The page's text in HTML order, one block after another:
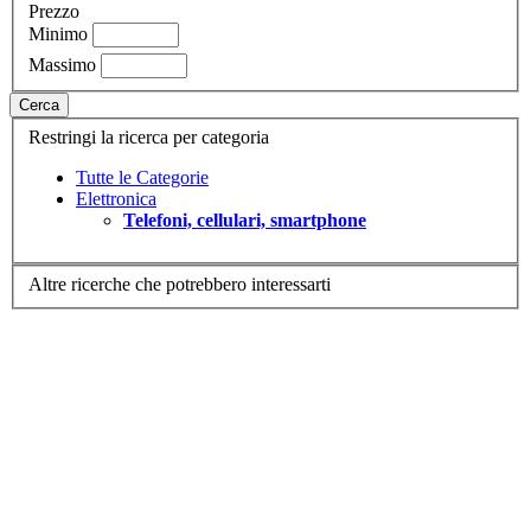
Prezzo
Minimo
Massimo
Cerca
Restringi la ricerca per categoria
Tutte le Categorie
Elettronica
Telefoni, cellulari, smartphone
Altre ricerche che potrebbero interessarti